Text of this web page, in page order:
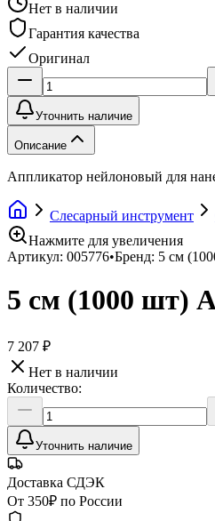
Нет в наличии
Гарантия качества
Оригинал
Уточнить наличие
Описание
Аппликатор нейлоновый для
Слесарный инструмент
Нажмите для увеличения
Артикул: 005776•Бренд: 5 см
5 см (1000 шт)
7 207 ₽
Нет в наличии
Количество:
Уточнить наличие
Доставка СДЭК
От 350₽ по России